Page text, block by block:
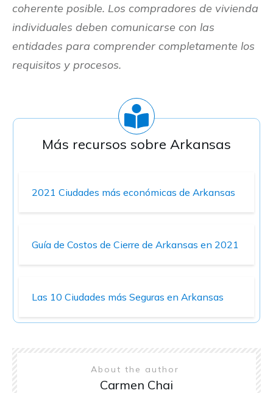
coherente posible. Los compradores de vivienda
individuales deben comunicarse con las
entidades para comprender completamente los
requisitos y procesos.
Más recursos sobre Arkansas
2021 Ciudades más económicas de Arkansas
Guía de Costos de Cierre de Arkansas en 2021
Las 10 Ciudades más Seguras en Arkansas
About the author
Carmen Chai